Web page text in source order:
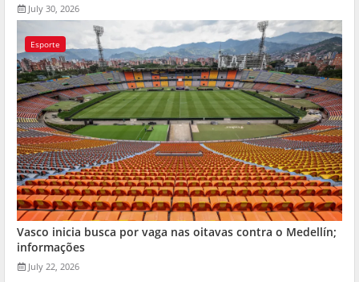
July 30, 2026
Esporte
Vasco inicia busca por vaga nas oitavas contra o Medellín;
informações
July 22, 2026